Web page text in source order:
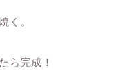
く。
ら完成！